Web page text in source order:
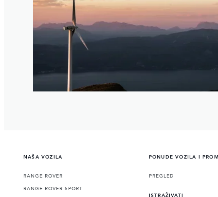
NAŠA VOZILA
RANGE ROVER
RANGE ROVER SPORT
PONUDE VOZILA I
PREGLED
ISTRAŽIVATI